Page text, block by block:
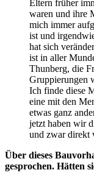
Eltern früher
waren und ihre
mich immer
ist und
hat sich
ist in aller
Thunberg, die
Gruppierungen
Ich finde diese
eine mit den
etwas ganz
jetzt haben wir
und zwar direkt
Über dieses
gesprochen. Hätten